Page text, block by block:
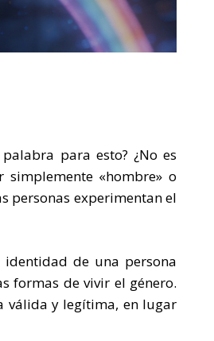
para esto? ¿No es
«hombre» o
personas experimentan el
de una persona
formas de vivir el género.
válida y legítima, en lugar